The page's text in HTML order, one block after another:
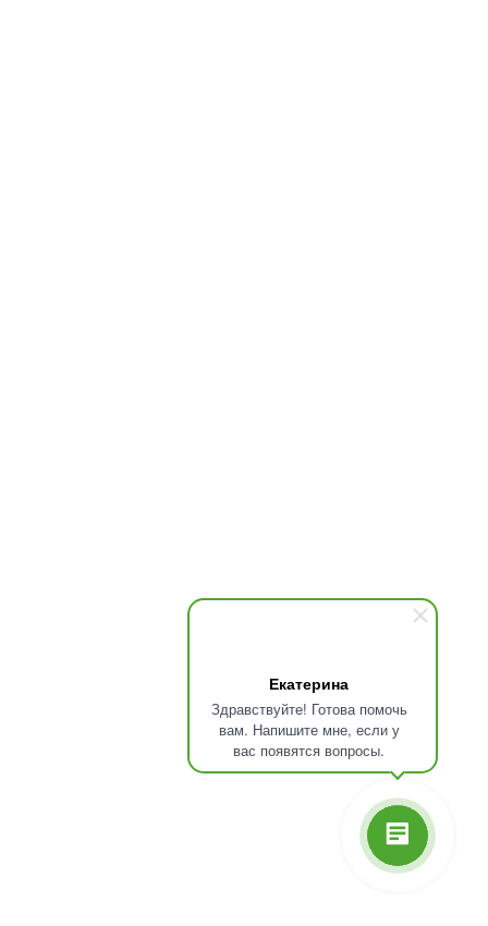
Екатерина
Здравствуйте! Готова помочь
вам. Напишите мне, если у
вас появятся вопросы.